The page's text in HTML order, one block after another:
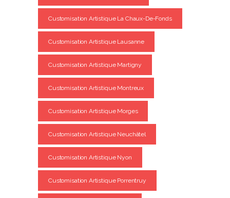
Customisation Artistique La Chaux-De-Fonds
Customisation Artistique Lausanne
Customisation Artistique Martigny
Customisation Artistique Montreux
Customisation Artistique Morges
Customisation Artistique Neuchâtel
Customisation Artistique Nyon
Customisation Artistique Porrentruy